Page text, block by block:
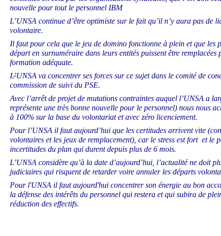
nouvelle pour tout le personnel IBM
L’UNSA continue d’être optimiste sur le fait qu’il n’y aura pas de
volontaire.
Il faut pour cela que le jeu de domino fonctionne à plein et que les
départ en surnuméraire dans leurs entités puissent être
formation adéquate.
L’UNSA va concentrer ses forces sur ce sujet dans le comité de
commission de suivi du PSE.
Avec l’arrêt de projet de mutations contraintes auquel l’UNSA a
représente une très bonne nouvelle pour le personnel) nous nous
à 100% sur la base du volontariat et avec zéro licenciement.
Pour l’UNSA il faut aujourd’hui que les certitudes arrivent vite
volontaires et les jeux de remplacement), car le stress est fort et le
incertitudes du plan qui durent depuis plus de 6 mois.
L’UNSA considère qu’à la date d’aujourd’hui, l’actualité ne doit
judiciaires qui risquent de retarder voire annuler les départs
Pour l'UNSA il faut aujourd'hui concentrer son énergie au bon
la défense des intérêts du personnel qui restera et qui subira de
réduction des effectifs.